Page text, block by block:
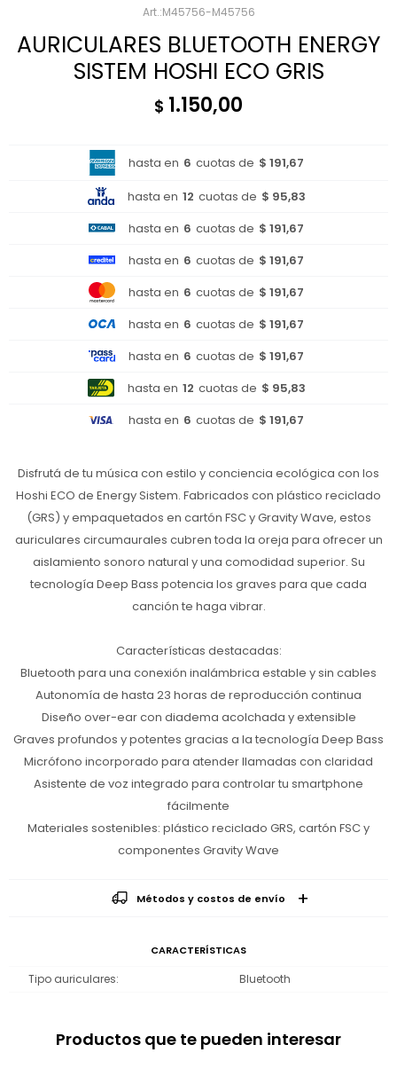
M45756-M45756
AURICULARES BLUETOOTH ENERGY
SISTEM HOSHI ECO GRIS
$ 1.150,00
hasta en 6 cuotas de $ 191,67
hasta en 12 cuotas de $ 95,83
hasta en 6 cuotas de $ 191,67
hasta en 6 cuotas de $ 191,67
hasta en 6 cuotas de $ 191,67
hasta en 6 cuotas de $ 191,67
hasta en 6 cuotas de $ 191,67
hasta en 12 cuotas de $ 95,83
hasta en 6 cuotas de $ 191,67
Disfrutá de tu música con estilo y conciencia ecológica con los
Hoshi ECO de Energy Sistem. Fabricados con plástico reciclado
(GRS) y empaquetados en cartón FSC y Gravity Wave, estos
auriculares circumaurales cubren toda la oreja para ofrecer un
aislamiento sonoro natural y una comodidad superior. Su
tecnología Deep Bass potencia los graves para que cada
canción te haga vibrar.
Características destacadas:
Bluetooth para una conexión inalámbrica estable y sin cables
Autonomía de hasta 23 horas de reproducción continua
Diseño over-ear con diadema acolchada y extensible
Graves profundos y potentes gracias a la tecnología Deep Bass
Micrófono incorporado para atender llamadas con claridad
Asistente de voz integrado para controlar tu smartphone
fácilmente
Materiales sostenibles: plástico reciclado GRS, cartón FSC y
componentes Gravity Wave
Métodos y costos de envío
CARACTERÍSTICAS
Tipo auriculares Bluetooth
Productos que te pueden interesar